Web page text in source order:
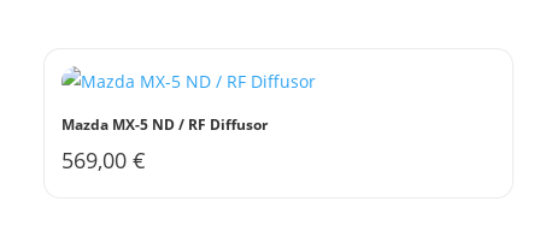
Mazda MX-5 ND / RF Diffusor
569,00€